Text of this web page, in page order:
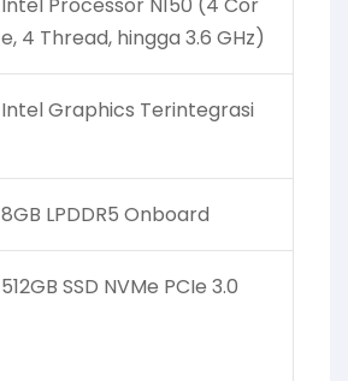
e, 4 Thread, hingga 3.6 GHz)
Intel Graphics Terintegrasi
8GB LPDDR5 Onboard
512GB SSD NVMe PCIe 3.0